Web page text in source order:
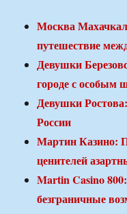
Москва
путешествие
Девушки
городе с особым
Девушки
России
Мартин Казино:
ценителей
Martin Casino
безграничные